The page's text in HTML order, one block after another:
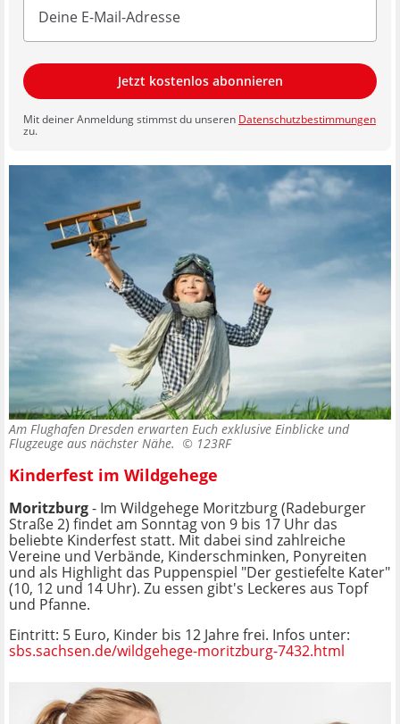
Jetzt kostenlos abonnieren
Mit deiner Anmeldung stimmst du unseren Datenschutzbestimmungen
zu.
Am Flughafen Dresden erwarten Euch exklusive Einblicke und
Flugzeuge aus nächster Nähe. © 123RF
Kinderfest im Wildgehege
Moritzburg- Im Wildgehege Moritzburg (Radeburger
Straße 2) findet am Sonntag von 9 bis 17 Uhr das
beliebte Kinderfest statt. Mit dabei sind zahlreiche
Vereine und Verbände, Kinderschminken, Ponyreiten
und als Highlight das Puppenspiel "Der gestiefelte Kater"
(10, 12 und 14 Uhr). Zu essen gibt's Leckeres aus Topf
und Pfanne.
Eintritt: 5 Euro, Kinder bis 12 Jahre frei. Infos unter:
sbs.sachsen.de/wildgehege-moritzburg-7432.html